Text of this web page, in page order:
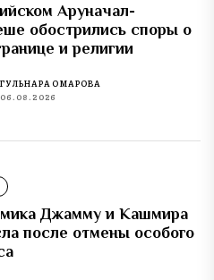
Аруначал-
обострились споры о
и религии
ГУЛЬНАРА ОМАРОВА
06.08.2026
Джамму и Кашмира
после отмены особого